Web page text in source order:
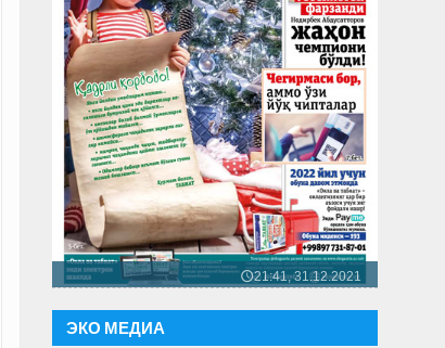
🕔21:41, 31.12.2021
ЭКО МЕДИА